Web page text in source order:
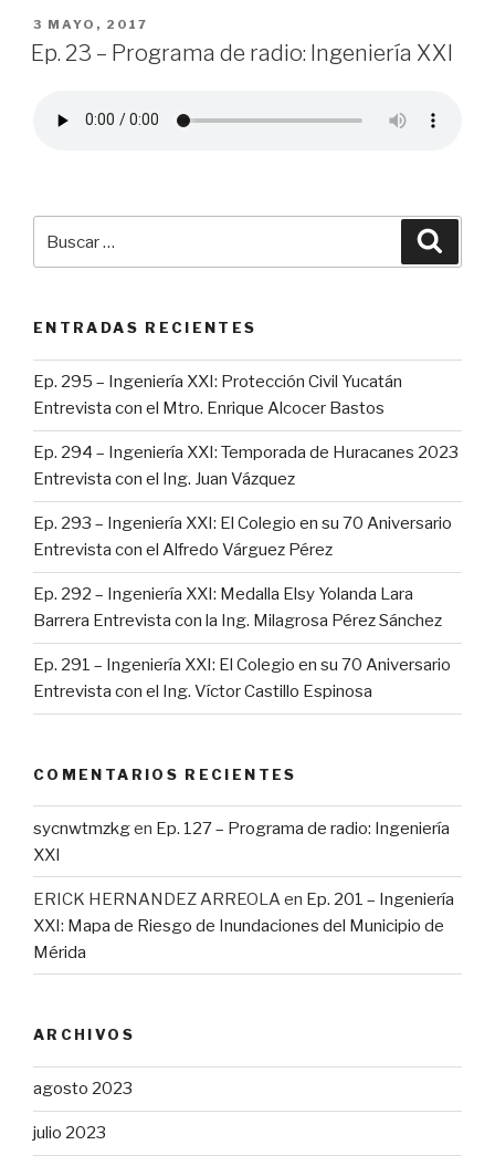
PUBLICADO
EN
3 MAYO, 2017
Ep. 23 – Programa de radio: Ingeniería XXI
ENTRADAS RECIENTES
Ep. 295 – Ingeniería XXI: Protección Civil Yucatán
Entrevista con el Mtro. Enrique Alcocer Bastos
Ep. 294 – Ingeniería XXI: Temporada de Huracanes 2023
Entrevista con el Ing. Juan Vázquez
Ep. 293 – Ingeniería XXI: El Colegio en su 70 Aniversario
Entrevista con el Alfredo Várguez Pérez
Ep. 292 – Ingeniería XXI: Medalla Elsy Yolanda Lara
Barrera Entrevista con la Ing. Milagrosa Pérez Sánchez
Ep. 291 – Ingeniería XXI: El Colegio en su 70 Aniversario
Entrevista con el Ing. Víctor Castillo Espinosa
COMENTARIOS RECIENTES
sycnwtmzkgen Ep. 127 – Programa de radio: Ingeniería
XXI
ERICK HERNANDEZ ARREOLAen Ep. 201 – Ingeniería
XXI: Mapa de Riesgo de Inundaciones del Municipio de
Mérida
ARCHIVOS
agosto 2023
julio 2023